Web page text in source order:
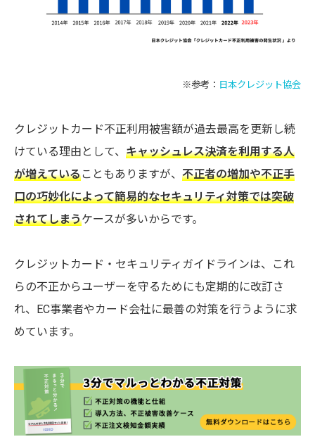
※参考： 日本クレジット協会
クレジットカード不正利用被害額が過去最高を更新し続
けている理由として、 キャッシュレス決済を利用する人
が増えていることもありますが、 不正者の増加や不正手
口の巧妙化によって簡易的なセキュリティ対策では突破
されてしまうケースが多いからです。
クレジットカード・セキュリティガイドラインは、これ
らの不正からユーザーを守るためにも定期的に改訂さ
れ、EC事業者やカード会社に最善の対策を行うように求
めています。